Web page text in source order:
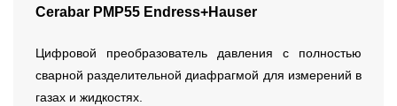
Cerabar PMP55 Endress+Hauser
Цифровой преобразователь давления с полностью
сварной разделительной диафрагмой для измерений в
газах и жидкостях.